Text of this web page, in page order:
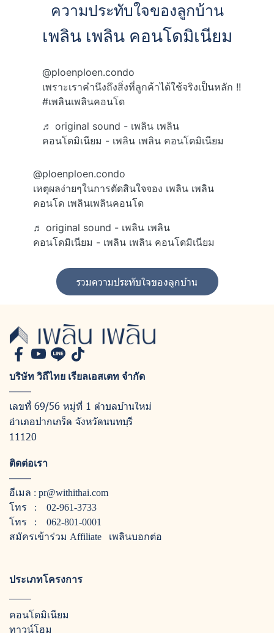
ความประทับใจของลูกบ้าน
เพลิน เพลิน คอนโดมิเนียม
@ploenploen.condo
เพราะเราคำนึงถึงสิ่งที่ลูกค้าได้ใช้จริงเป็นหลัก !!
#เพลินเพลินคอนโด
♬ original sound - เพลิน เพลิน
คอนโดมิเนียม - เพลิน เพลิน คอนโดมิเนียม
@ploenploen.condo
เหตุผลง่ายๆในการตัดสินใจจอง เพลิน เพลิน
คอนโด เพลินเพลินคอนโด
♬ original sound - เพลิน เพลิน
คอนโดมิเนียม - เพลิน เพลิน คอนโดมิเนียม
รวมความประทับใจของลูกบ้าน
บริษัท วิถีไทย เรียลเอสเตท จำกัด
เลขที่ 69/56 หมู่ที่ 1 ตำบลบ้านใหม่
อำเภอปากเกร็ด จังหวัดนนทบุรี
11120
ติดต่อเรา
อีเมล : pr@withithai.com
โทร : 02-961-3733
โทร : 062-801-0001
สมัครเข้าร่วม Affiliate เพลินบอกต่อ
ประเภทโครงการ
คอนโดมิเนียม
ทาวน์โฮม